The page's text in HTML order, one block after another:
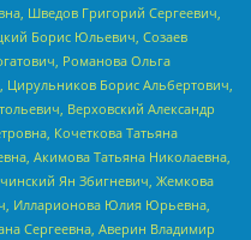
Шведов Григорий Сергеевич,
Борис Юльевич, Созаев
Романова Ольга
Цирульников Борис Альбертович,
Верховский Александр
Кочеткова Татьяна
Акимова Татьяна Николаевна,
Ян Збигневич, Жемкова
Илларионова Юлия Юрьевна,
Сергеевна, Аверин Владимир